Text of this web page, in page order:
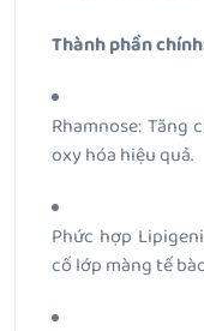
Thành phần
Rhamnose: Tăng
oxy hóa hiệu quả.
Phức hợp
cố lớp màng tế